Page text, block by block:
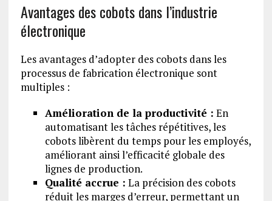
Avantages des cobots dans l’industrie
électronique
Les avantages d’adopter des cobots dans les
processus de fabrication électronique sont
multiples :
Amélioration de la productivité : En
automatisant les tâches répétitives, les
cobots libèrent du temps pour les employés,
améliorant ainsi l’efficacité globale des
lignes de production.
Qualité accrue : La précision des cobots
réduit les marges d’erreur, permettant un